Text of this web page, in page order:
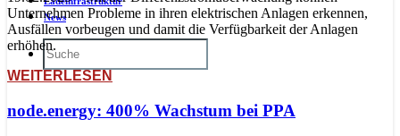
News
Unternehmen Probleme in ihren elektrischen Anlagen erkennen,
Ausfällen vorbeugen und damit die Verfügbarkeit der Anlagen
erhöhen.
WEITERLESEN
node.energy: 400% Wachstum bei PPA